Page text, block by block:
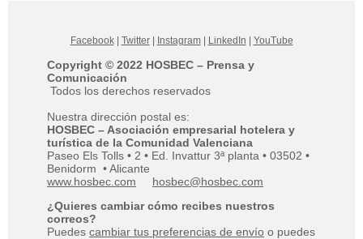
Facebook| Twitter| Instagram| LinkedIn YouTube
Copyright © 2022 HOSBEC – Prensa y
Comunicación
Todos los derechos reservados
Nuestra dirección postal es:
HOSBEC – Asociación empresarial hotelera y
turística de la Comunidad Valenciana
Paseo Els Tolls • 2 • Ed. Invattur 3ª planta • 03502 •
Benidorm • Alicante
www.hosbec.com
hosbec@hosbec.com
¿Quieres cambiar cómo recibes nuestros
correos?
Puedes cambiar tus preferencias de envío o puedes